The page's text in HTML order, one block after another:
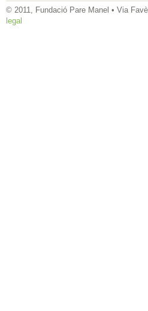
© 2011, Fundació Pare Manel • Via
legal